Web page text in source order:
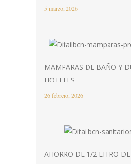
5 marzo, 2026
MAMPARAS DE BAÑO Y
HOTELES.
26 febrero, 2026
AHORRO DE 1/2 LITRO